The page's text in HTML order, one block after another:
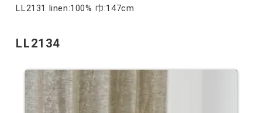
LL2131 linen:100% 巾:147cm
LL2134